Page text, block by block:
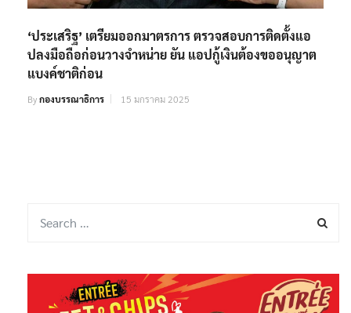
‘ประเสริฐ’ เตรียมออกมาตรการ ตรวจสอบการติดตั้งแอ
ปลงมือถือก่อนวางจำหน่าย ยัน แอปกู้เงินต้องขออนุญาต
แบงค์ชาติก่อน
Byกองบรรณาธิการ 15 มกราคม 2025